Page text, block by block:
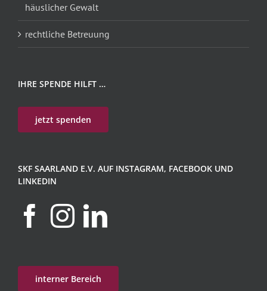
häuslicher Gewalt
rechtliche Betreuung
IHRE SPENDE HILFT …
jetzt spenden
SKF SAARLAND E.V. AUF INSTAGRAM, FACEBOOK UND
LINKEDIN
interner Bereich